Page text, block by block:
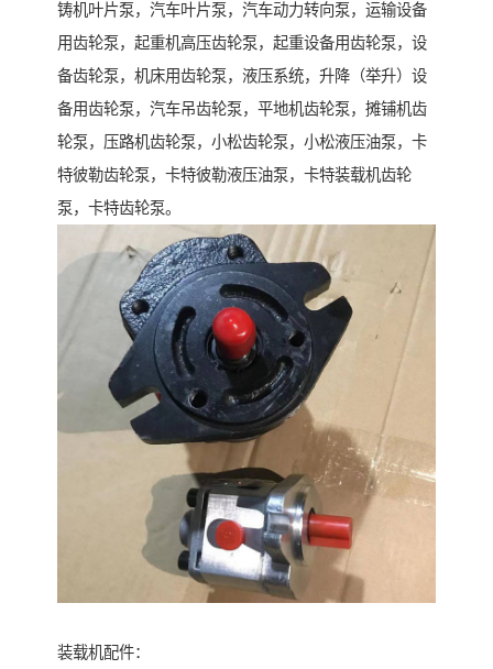
铸机叶片泵，汽车叶片泵，汽车动力转向泵，运输设备
用齿轮泵，起重机高压齿轮泵，起重设备用齿轮泵，设
备齿轮泵，机床用齿轮泵，液压系统，升降（举升）设
备用齿轮泵，汽车吊齿轮泵，平地机齿轮泵，摊铺机齿
轮泵，压路机齿轮泵，小松齿轮泵，小松液压油泵，卡
特彼勒齿轮泵，卡特彼勒液压油泵，卡特装载机齿轮
泵，卡特齿轮泵。
装载机配件：